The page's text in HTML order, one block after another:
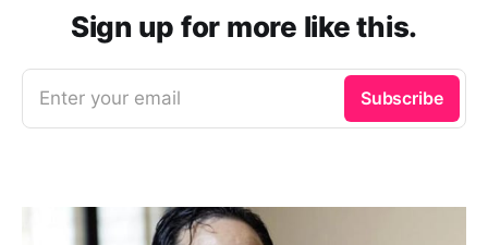
Sign up for more like this.
Enter your email Subscribe